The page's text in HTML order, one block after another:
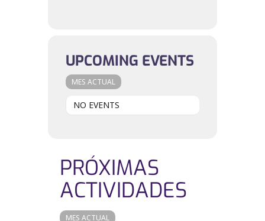
UPCOMING EVENTS
MES ACTUAL
NO EVENTS
PRÓXIMAS
ACTIVIDADES
MES ACTUAL